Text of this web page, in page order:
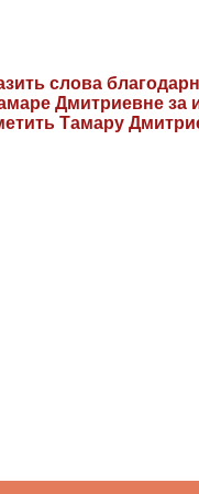
слова
Дмитриевне за
Тамару